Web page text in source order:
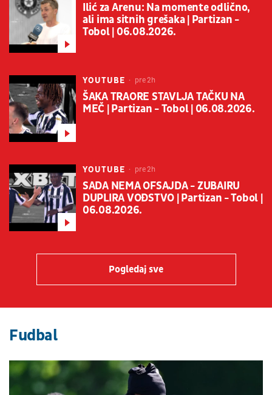
Ilić za Arenu: Na momente odlično,
ali ima sitnih grešaka | Partizan -
Tobol | 06.08.2026.
YOUTUBE pre 2h
ŠAKA TRAORE STAVLJA TAČKU NA
MEČ | Partizan - Tobol | 06.08.2026.
YOUTUBE pre 2h
SADA NEMA OFSAJDA - ZUBAIRU
DUPLIRA VOĐSTVO | Partizan - Tobol |
06.08.2026.
Pogledaj sve
Fudbal